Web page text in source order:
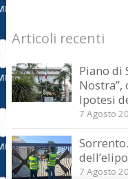
Articoli recenti
Piano di
Ipotesi
7 Agosto
7 Agosto